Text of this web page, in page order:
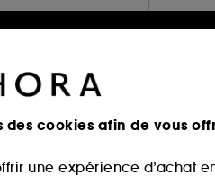
des cookies afin de vous
une expérience d’achat